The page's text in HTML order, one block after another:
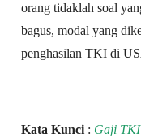
orang tidaklah soal
bagus, modal yang
penghasilan TKI di
Kata Kunci : Gaji